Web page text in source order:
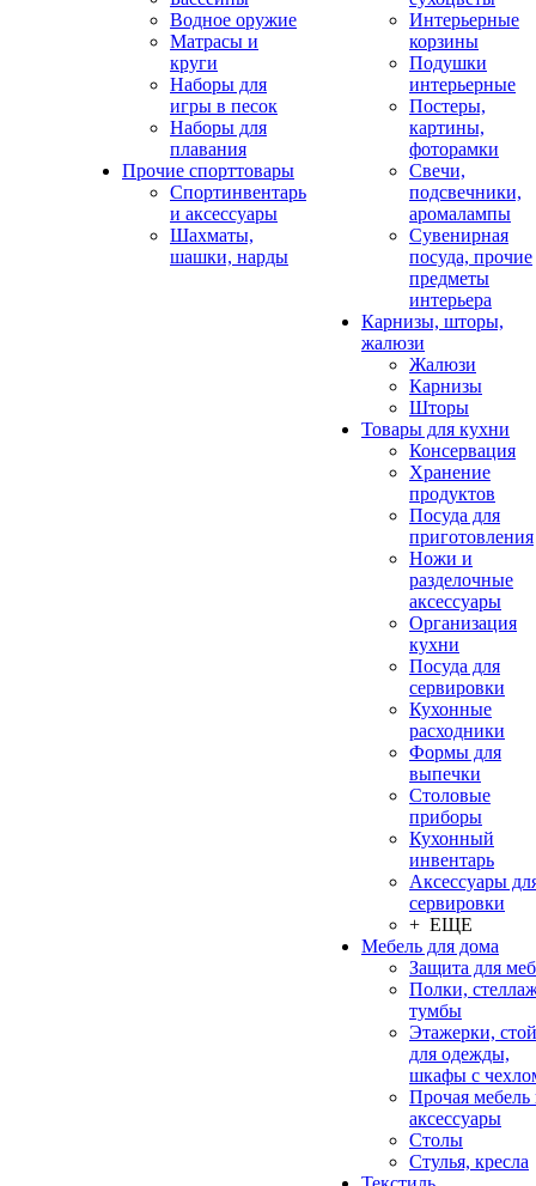
Водное оружие
Матрасы и
круги
Наборы для
игры в песок
Наборы для
плавания
Прочие спорттовары
Спортинвентарь
и аксессуары
Шахматы,
шашки, нарды
Интерьерные
корзины
Подушки
интерьерные
Постеры,
картины,
фоторамки
Свечи,
подсвечники,
аромалампы
Сувенирная
посуда, прочие
предметы
интерьера
Карнизы, шторы,
жалюзи
Жалюзи
Карнизы
Шторы
Товары для кухни
Консервация
Хранение
продуктов
Посуда для
приготовления
Ножи и
разделочные
аксессуары
Организация
кухни
Посуда для
сервировки
Кухонные
расходники
Формы для
выпечки
Столовые
приборы
Кухонный
инвентарь
Аксессуары
сервировки
+ ЕЩЕ
Мебель для дома
Защита для
Полки,
тумбы
Этажерки,
для одежды,
шкафы с
Прочая мебель
аксессуары
Столы
Стулья, кресла